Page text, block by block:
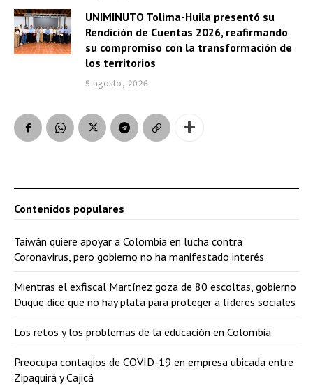
UNIMINUTO Tolima-Huila presentó su
Rendición de Cuentas 2026, reafirmando
su compromiso con la transformación de
los territorios
5 agosto, 2026
Contenidos populares
Taiwán quiere apoyar a Colombia en lucha contra
Coronavirus, pero gobierno no ha manifestado interés
Mientras el exfiscal Martínez goza de 80 escoltas, gobierno
Duque dice que no hay plata para proteger a líderes sociales
Los retos y los problemas de la educación en Colombia
Preocupa contagios de COVID-19 en empresa ubicada entre
Zipaquirá y Cajicá